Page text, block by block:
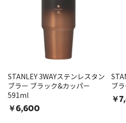
STANLEY 3WAYステンレスタン
ブラー ブラック&カッパー
591ml
￥6,600
ブ
￥